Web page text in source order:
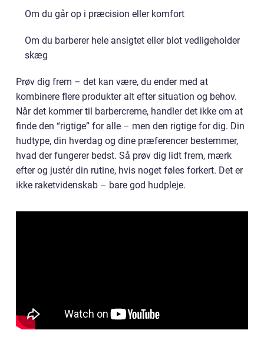
Om du går op i præcision eller komfort
Om du barberer hele ansigtet eller blot vedligeholder
skæg
Prøv dig frem – det kan være, du ender med at
kombinere flere produkter alt efter situation og behov.
Når det kommer til barbercreme, handler det ikke om at
finde den “rigtige” for alle – men den rigtige for dig. Din
hudtype, din hverdag og dine præferencer bestemmer,
hvad der fungerer bedst. Så prøv dig lidt frem, mærk
efter og justér din rutine, hvis noget føles forkert. Det er
ikke raketvidenskab – bare god hudpleje.